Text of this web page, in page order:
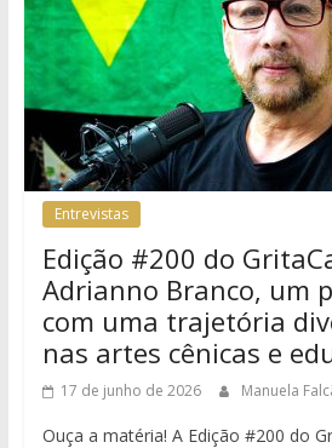
Entrevistas
Edição #200 do
Adrianno Branco, um
com uma trajetória
nas artes cênicas e
17 de junho de 2026 Manuela
Ouça a matéria! A Edição #200 do